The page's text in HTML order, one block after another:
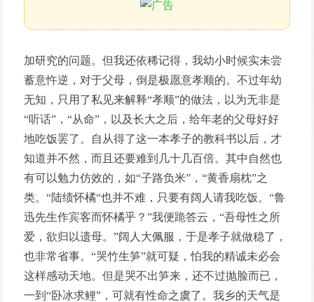
加研究的问题。但我还依稀记得，我幼小时候实未尝
蓄意忤逆，对于父母，倒是极愿意孝顺的。不过年幼
无知，只用了私见来解释“孝顺”的做法，以为无非是
“听话”，“从命”，以及长大之后，给年老的父母好好
地吃饭罢了。自从得了这一本孝子的教科书以后，才
知道并不然，而且还要难到几十几百倍。其中自然也
有可以勉力仿效的，如“子路负米”，“黄香扇枕”之
类。“陆绩怀橘“也并不难，只要有阔人请我吃饭。“鲁
迅先生作宾客而怀橘乎？”我便跪答云，“吾母性之所
爱，欲归以遗母。”阔人大佩服，于是孝子就做稳了，
也非常省事。“哭竹生笋”就可疑，怕我的精诚未必会
这样感动天地。但是哭不出笋来，还不过抛脸而已，
一到“卧冰求鲤”，可就有性命之虞了。我乡的天气是